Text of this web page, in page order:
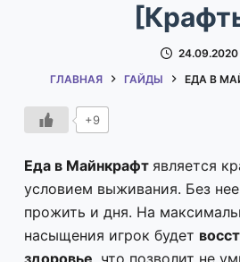
24.09.2020
ГЛАВНАЯ
ГАЙДЫ ЕДА В
+9
Еда в Майнкрафт является
условием выживания. Без
прожить и дня. На
насыщения игрок будет
здоровье, что позволит не